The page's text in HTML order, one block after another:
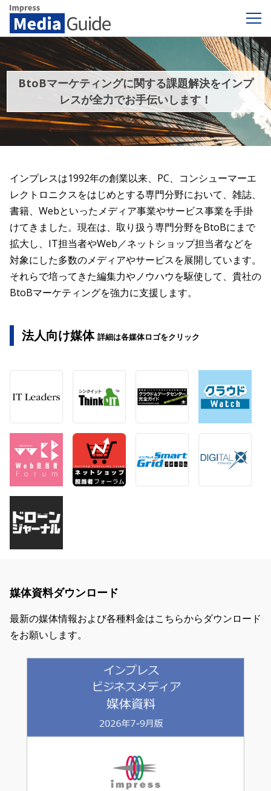
BtoBマーケティングに関する課題解決をインプ
レスが全力でお手伝いします！
インプレスは1992年の創業以来、PC、コンシューマーエ
レクトロニクスをはじめとする専門分野において、雑誌、
書籍、Webといったメディア事業やサービス事業を手掛
けてきました。現在は、取り扱う専門分野をBtoBにまで
拡大し、IT担当者やWeb／ネットショップ担当者などを
対象にした多数のメディアやサービスを展開しています。
それらで培ってきた編集力やノウハウを駆使して、貴社の
BtoBマーケティングを強力に支援します。
法人向け媒体 詳細は各媒体ロゴをクリック
媒体資料ダウンロード
最新の媒体情報および各種料金はこちらからダウンロード
をお願いします。